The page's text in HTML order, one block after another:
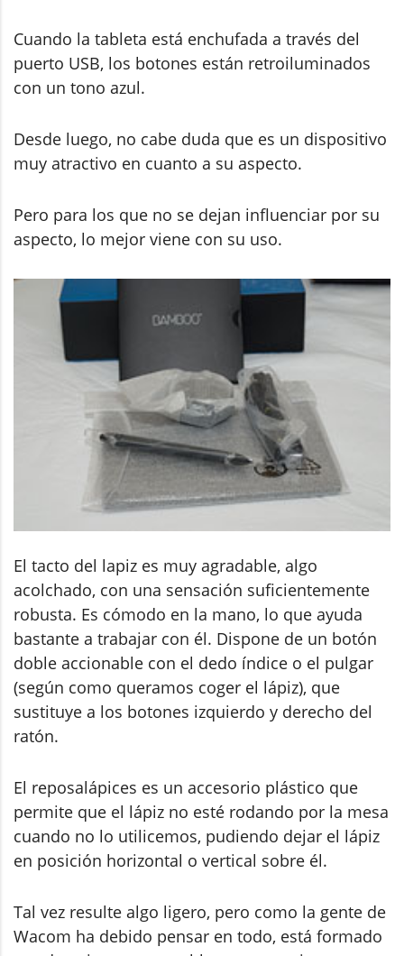
Cuando la tableta está enchufada a través del
puerto USB, los botones están retroiluminados
con un tono azul.
Desde luego, no cabe duda que es un dispositivo
muy atractivo en cuanto a su aspecto.
Pero para los que no se dejan influenciar por su
aspecto, lo mejor viene con su uso.
El tacto del lapiz es muy agradable, algo
acolchado, con una sensación suficientemente
robusta. Es cómodo en la mano, lo que ayuda
bastante a trabajar con él. Dispone de un botón
doble accionable con el dedo índice o el pulgar
(según como queramos coger el lápiz), que
sustituye a los botones izquierdo y derecho del
ratón.
El reposalápices es un accesorio plástico que
permite que el lápiz no esté rodando por la mesa
cuando no lo utilicemos, pudiendo dejar el lápiz
en posición horizontal o vertical sobre él.
Tal vez resulte algo ligero, pero como la gente de
Wacom ha debido pensar en todo, está formado